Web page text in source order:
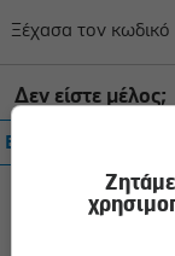
Ξέχασα τον κωδικό
Δεν είστε μέλος;
Εγγραφείτε δωρεάν